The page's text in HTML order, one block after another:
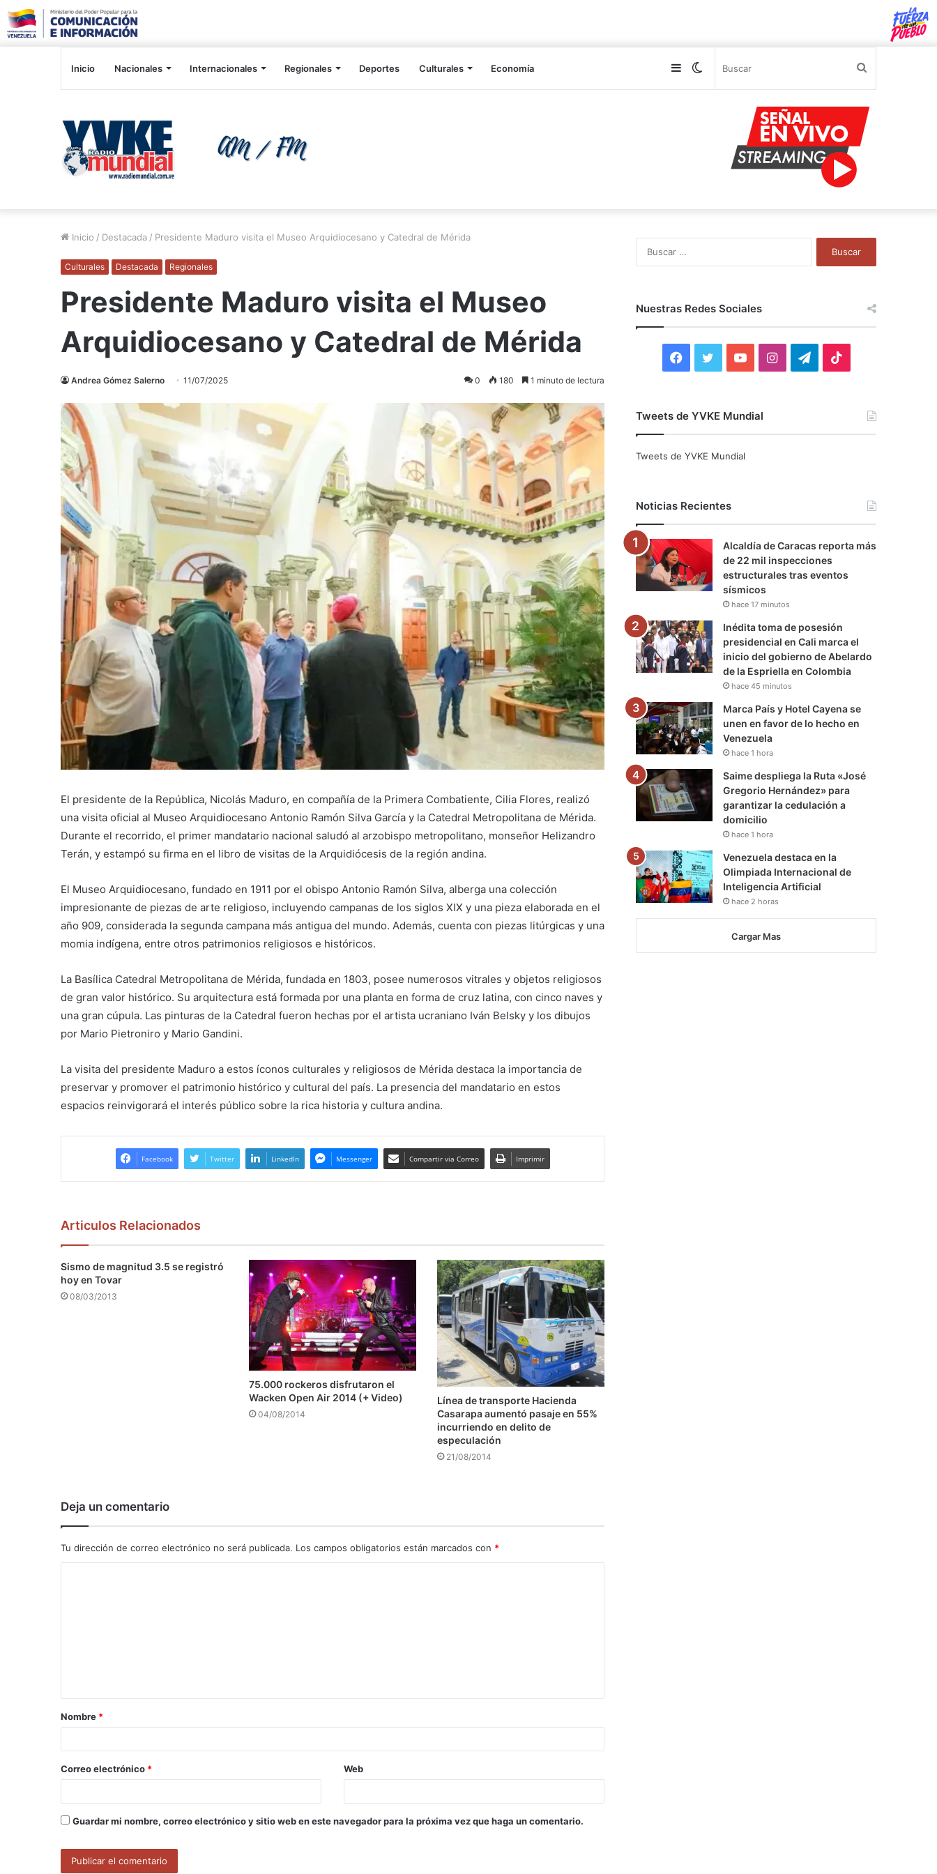
Inicio Nacionales Internacionales Regionales Deportes Culturales Economía Switch
Sidebar
Inicio / Destacada / Presidente Maduro visita el Museo Arquidiocesano y Catedral de Mérida
Culturales Destacada Regionales
Presidente Maduro visita el Museo
Arquidiocesano y Catedral de Mérida
Andrea Gómez Salerno 11/07/2025 0 180 1 minuto de lectura
El presidente de la República, Nicolás Maduro, en compañía de la Primera Combatiente, Cilia Flores, realizó
una visita oficial al Museo Arquidiocesano Antonio Ramón Silva García y la Catedral Metropolitana de Mérida.
Durante el recorrido, el primer mandatario nacional saludó al arzobispo metropolitano, monseñor Helizandro
Terán, y estampó su firma en el libro de visitas de la Arquidiócesis de la región andina.
El Museo Arquidiocesano, fundado en 1911 por el obispo Antonio Ramón Silva, alberga una colección
impresionante de piezas de arte religioso, incluyendo campanas de los siglos XIX y una pieza elaborada en el
año 909, considerada la segunda campana más antigua del mundo. Además, cuenta con piezas litúrgicas y una
momia indígena, entre otros patrimonios religiosos e históricos.
La Basílica Catedral Metropolitana de Mérida, fundada en 1803, posee numerosos vitrales y objetos religiosos
de gran valor histórico. Su arquitectura está formada por una planta en forma de cruz latina, con cinco naves y
una gran cúpula. Las pinturas de la Catedral fueron hechas por el artista ucraniano Iván Belsky y los dibujos
por Mario Pietroniro y Mario Gandini.
La visita del presidente Maduro a estos íconos culturales y religiosos de Mérida destaca la importancia de
preservar y promover el patrimonio histórico y cultural del país. La presencia del mandatario en estos
espacios reinvigorará el interés público sobre la rica historia y cultura andina.
Facebook Twitter LinkedIn Messenger Compartir via Correo Imprimir
Articulos Relacionados
Sismo de magnitud 3.5 se registró
hoy en Tovar
08/03/2013
75.000 rockeros disfrutaron el
Wacken Open Air 2014 (+ Video)
04/08/2014
Línea de transporte Hacienda
Casarapa aumentó pasaje en 55%
incurriendo en delito de
especulación
21/08/2014
Deja un comentario
Tu dirección de correo electrónico no será publicada. Los campos obligatorios están marcados con *
a
r
*
Nombre *
Correo electrónico * Web
Guardar mi nombre, correo electrónico y sitio web en este navegador para la próxima vez que haga un comentario.
Nuestras Redes Sociales
F
c
o
i
r
Y
u
e
I
r
a
m
T
a
m
Tweets de YVKE Mundial
Tweets de YVKE Mundial
Noticias Recientes
Alcaldía de Caracas reporta más
de 22 mil inspecciones
estructurales tras eventos
sísmicos
hace 17 minutos
Inédita toma de posesión
presidencial en Cali marca el
inicio del gobierno de Abelardo
de la Espriella en Colombia
hace 45 minutos
Marca País y Hotel Cayena se
unen en favor de lo hecho en
Venezuela
hace 1 hora
Saime despliega la Ruta «José
Gregorio Hernández» para
garantizar la cedulación a
domicilio
hace 1 hora
Venezuela destaca en la
Olimpiada Internacional de
Inteligencia Artificial
hace 2 horas
Cargar Mas